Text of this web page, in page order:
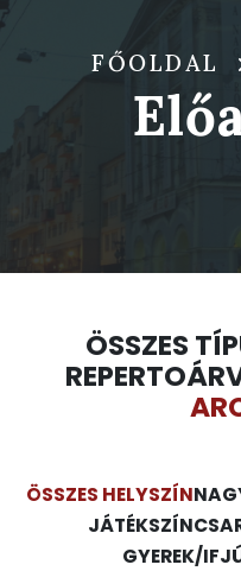
FŐOLDAL
ÖSSZES
REPERTOÁR
ÖSSZES HELYSZÍN
JÁTÉKSZÍN
GYEREK/